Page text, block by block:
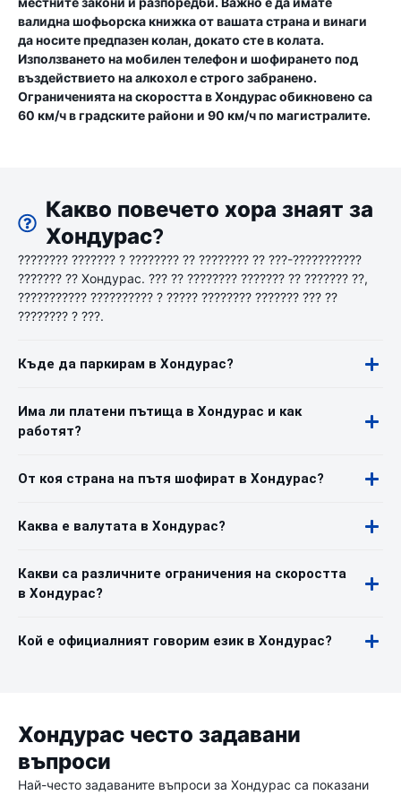
валидна шофьорска книжка от вашата страна и винаги
да носите предпазен колан, докато сте в колата.
Използването на мобилен телефон и шофирането под
въздействието на алкохол е строго забранено.
Ограниченията на скоростта в Хондурас обикновено са
60 км/ч в градските райони и 90 км/ч по магистралите.
Какво повечето хора знаят за
Хондурас?
???????? ??????? ? ???????? ?? ???????? ?? ???-???????????
??????? ?? Хондурас. ??? ?? ???????? ??????? ?? ??????? ??,
??????????? ?????????? ? ????? ???????? ??????? ??? ??
???????? ? ???.
Къде да паркирам в Хондурас?
Има ли платени пътища в Хондурас и как
работят?
От коя страна на пътя шофират в Хондурас?
Каква е валутата в Хондурас?
Какви са различните ограничения на скоростта
в Хондурас?
Кой е официалният говорим език в Хондурас?
Хондурас често задавани
въпроси
Най-често задаваните въпроси за Хондурас са показани